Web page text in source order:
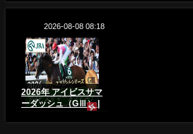
2026年 アイビスサマ
ーダッシュ（GⅢ） |
2026-08-08 08:18